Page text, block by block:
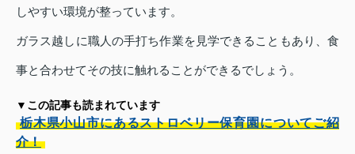
しやすい環境が整っています。
ガラス越しに職人の手打ち作業を見学できることもあり、食
事と合わせてその技に触れることができるでしょう。
▼この記事も読まれています
栃木県小山市にあるストロベリー保育園についてご紹
介！